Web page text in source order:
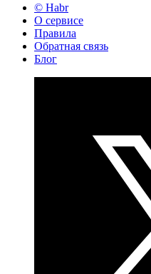
© Habr
О сервисе
Правила
Обратная связь
Блог